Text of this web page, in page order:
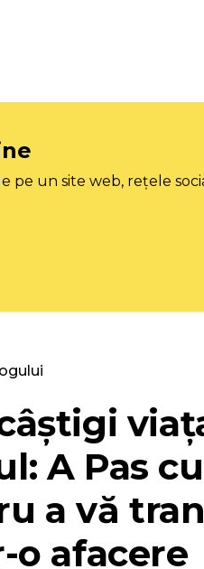
pe un site web, rețele
A Pas
a vă
afacere